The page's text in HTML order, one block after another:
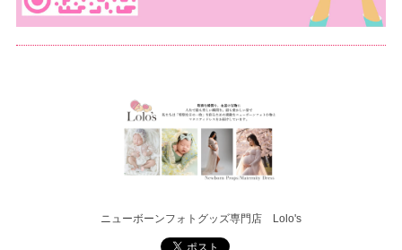
ニューボーンフォトグッズ専門店 Lolo's